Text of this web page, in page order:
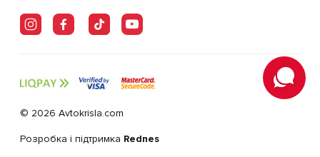
© 2026 Avtokrisla.com
Розробка і підтримка Rednes